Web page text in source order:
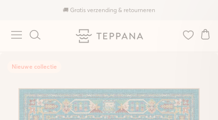
🚚 Gratis verzending & retourneren
Nieuwe collectie